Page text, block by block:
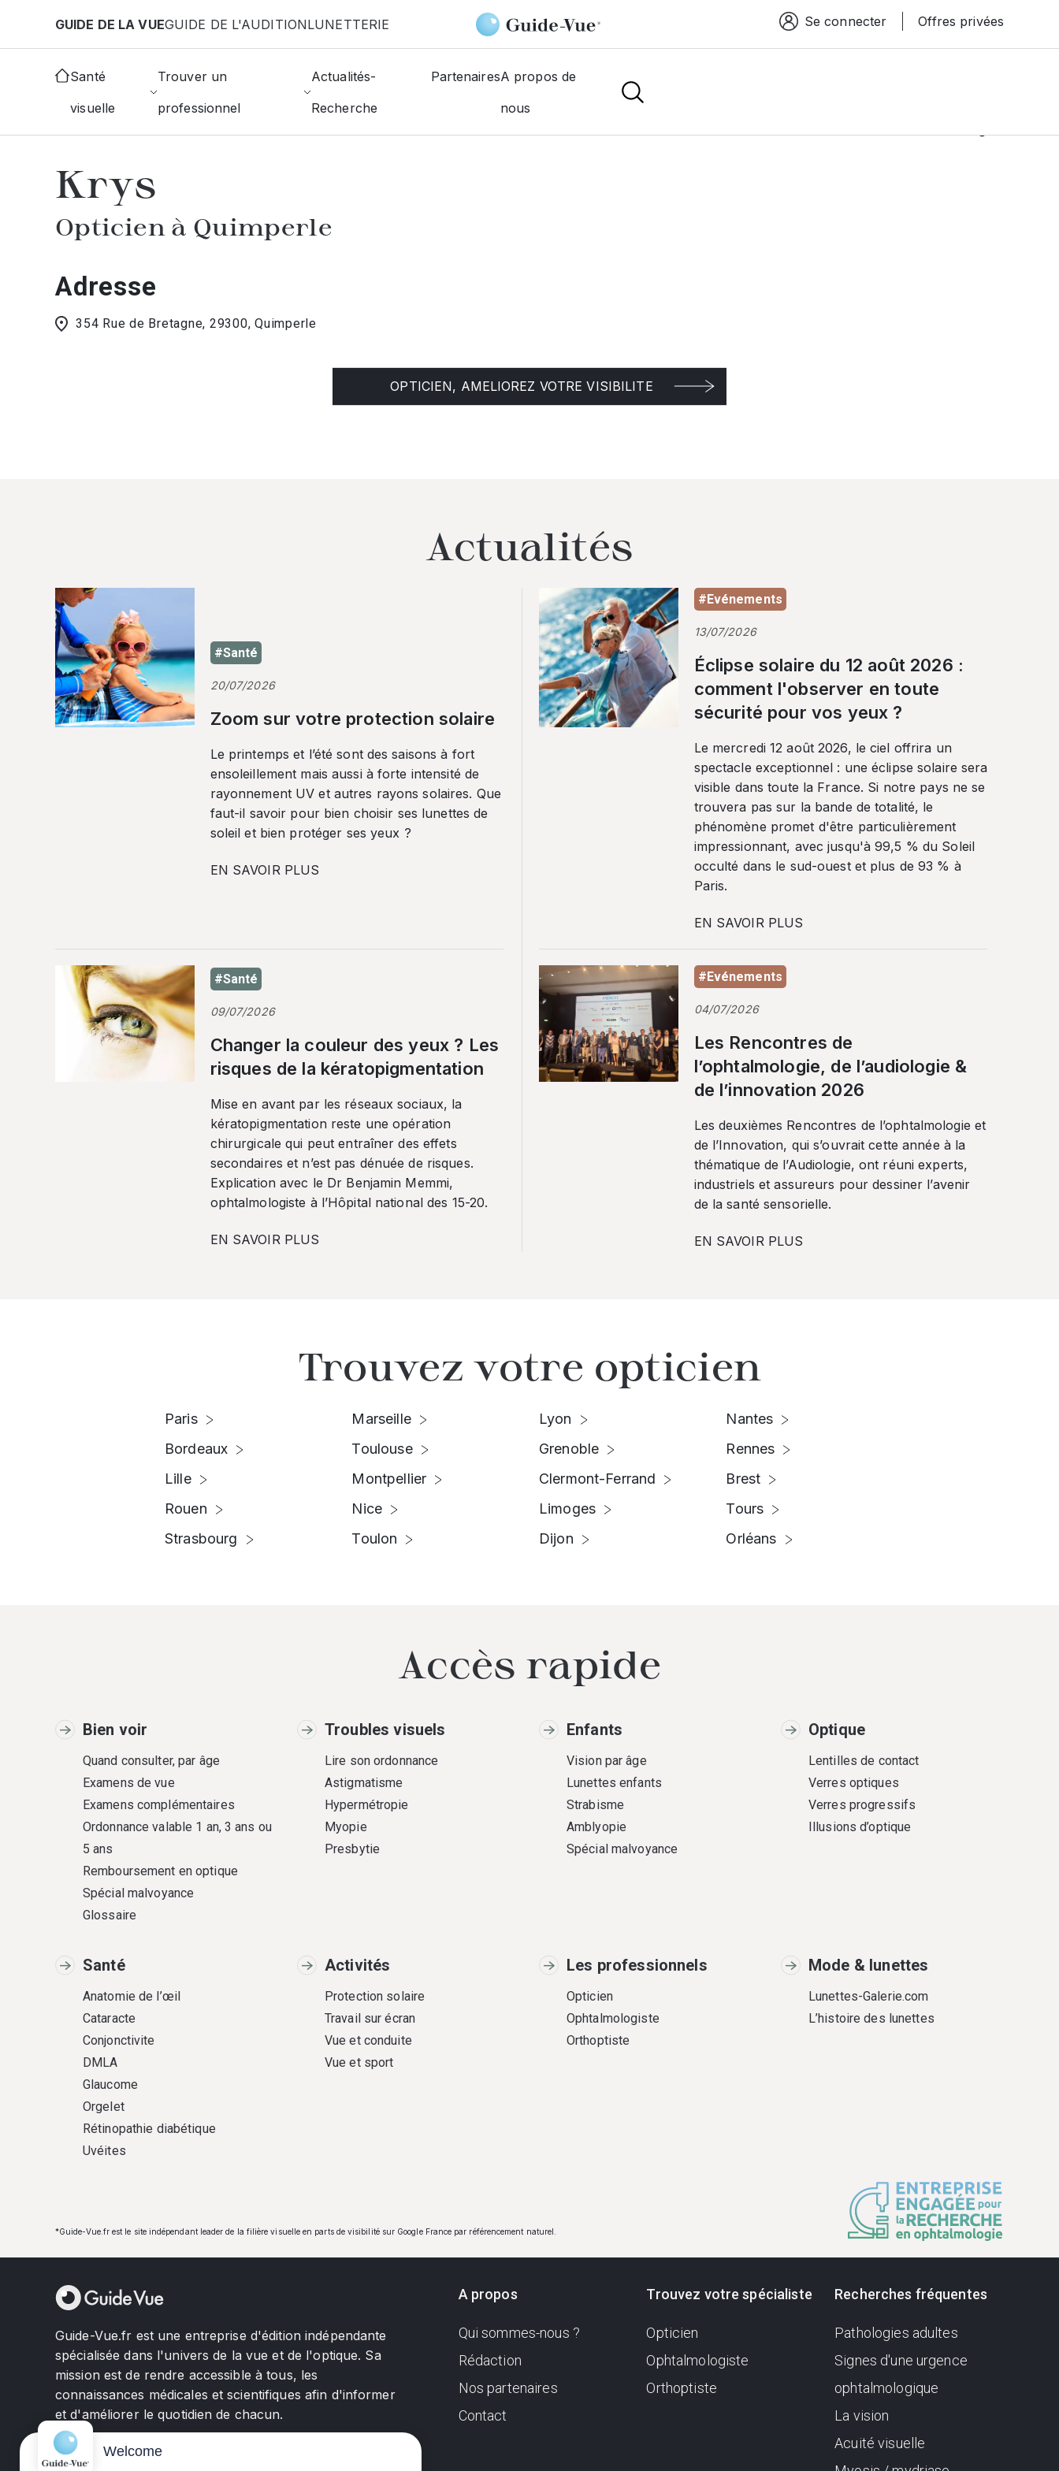
GUIDE DE LA VUEGUIDE DE L'AUDITIONLUNETTERIE Espace connexion
Se connecter Offres privées
Santé
visuelle
Trouver un
professionnel
Actualités-
Recherche
PartenairesA propos de
nous
Accueil Choisir mon opticien Quimperle Krys
Krys
Opticien à Quimperle
Adresse
354 Rue de Bretagne, 29300, Quimperle
OPTICIEN, AMELIOREZ VOTRE VISIBILITE
Actualités
#Santé
20/07/2026
Zoom sur votre protection solaire
Le printemps et l’été sont des saisons à fort
ensoleillement mais aussi à forte intensité de
rayonnement UV et autres rayons solaires. Que
faut-il savoir pour bien choisir ses lunettes de
soleil et bien protéger ses yeux ?
EN SAVOIR PLUS
#Evénements
13/07/2026
Éclipse solaire du 12 août 2026 :
comment l'observer en toute
sécurité pour vos yeux ?
Le mercredi 12 août 2026, le ciel offrira un
spectacle exceptionnel : une éclipse solaire sera
visible dans toute la France. Si notre pays ne se
trouvera pas sur la bande de totalité, le
phénomène promet d'être particulièrement
impressionnant, avec jusqu'à 99,5 % du Soleil
occulté dans le sud-ouest et plus de 93 % à
Paris.
EN SAVOIR PLUS
#Santé
09/07/2026
Changer la couleur des yeux ? Les
risques de la kératopigmentation
Mise en avant par les réseaux sociaux, la
kératopigmentation reste une opération
chirurgicale qui peut entraîner des effets
secondaires et n’est pas dénuée de risques.
Explication avec le Dr Benjamin Memmi,
ophtalmologiste à l’Hôpital national des 15-20.
EN SAVOIR PLUS
#Evénements
04/07/2026
Les Rencontres de
l’ophtalmologie, de l’audiologie &
de l’innovation 2026
Les deuxièmes Rencontres de l’ophtalmologie et
de l’Innovation, qui s’ouvrait cette année à la
thématique de l’Audiologie, ont réuni experts,
industriels et assureurs pour dessiner l’avenir
de la santé sensorielle.
EN SAVOIR PLUS
Trouvez votre opticien
Paris
Bordeaux
Lille
Rouen
Strasbourg
Marseille
Toulouse
Montpellier
Nice
Toulon
Lyon
Grenoble
Clermont-Ferrand
Limoges
Dijon
Nantes
Rennes
Brest
Tours
Orléans
Accès rapide
Bien voir
Quand consulter, par âge
Examens de vue
Examens complémentaires
Ordonnance valable 1 an, 3 ans ou
5 ans
Remboursement en optique
Spécial malvoyance
Glossaire
Troubles visuels
Lire son ordonnance
Astigmatisme
Hypermétropie
Myopie
Presbytie
Enfants
Vision par âge
Lunettes enfants
Strabisme
Amblyopie
Spécial malvoyance
Optique
Lentilles de contact
Verres optiques
Verres progressifs
Illusions d’optique
Santé
Anatomie de l’œil
Cataracte
Conjonctivite
DMLA
Glaucome
Orgelet
Rétinopathie diabétique
Uvéites
Activités
Protection solaire
Travail sur écran
Vue et conduite
Vue et sport
Les professionnels
Opticien
Ophtalmologiste
Orthoptiste
Mode & lunettes
Lunettes-Galerie.com
L’histoire des lunettes
*Guide-Vue.fr est le site indépendant leader de la filière visuelle en parts de visibilité sur Google France par référencement naturel.
Guide-Vue.fr est une entreprise d'édition indépendante
spécialisée dans l'univers de la vue et de l'optique. Sa
mission est de rendre accessible à tous, les
connaissances médicales et scientifiques afin d'informer
et d'améliorer le quotidien de chacun.
A propos
Qui sommes-nous ?
Rédaction
Nos partenaires
Contact
Trouvez votre spécialiste
Opticien
Ophtalmologiste
Orthoptiste
Recherches fréquentes
Pathologies adultes
Signes d'une urgence
ophtalmologique
La vision
Acuité visuelle
Welcome